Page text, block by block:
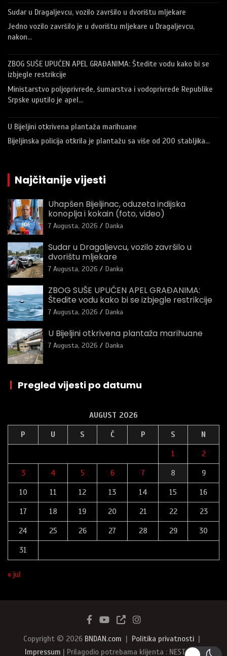
Sudar u Dragaljevcu, vozilo završilo u dvorištu mljekare
Jedno vozilo završilo je u dvorištu mljekare u Dragaljevcu,
nakon…
ZBOG SUŠE UPUĆEN APEL GRAĐANIMA: Štedite vodu kako bi se
izbjegle restrikcije
Ministarstvo poljoprivrede, šumarstva i vodoprivrede Republike
Srpske uputilo je apel…
U Bijeljini otkrivena plantaža marihuane
Bijeljinska policija otkrila je plantažu sa više od 200 stabljika…
Najčitanije vijesti
Uhapšen Bijeljinac, oduzeta indijska
konoplja i kokain (foto, video)
7 Augusta, 2026 Danka
Sudar u Dragaljevcu, vozilo završilo u
dvorištu mljekare
7 Augusta, 2026 Danka
ZBOG SUŠE UPUĆEN APEL GRAĐANIMA:
Štedite vodu kako bi se izbjegle restrikcije
7 Augusta, 2026 Danka
U Bijeljini otkrivena plantaža marihuane
7 Augusta, 2026 Danka
| Pregled vijesti po datumu
AUGUST 2026
P U S Č P S N
1 2
3 4 5 6 7 8 9
10 11 12 13 14 15 16
17 18 19 20 21 22 23
24 25 26 27 28 29 30
31
« jul
Copyright © 2026 BNDAN.com
Politika privatnosti
Impressum | Prilagodio potrebama klijenta : NEST387